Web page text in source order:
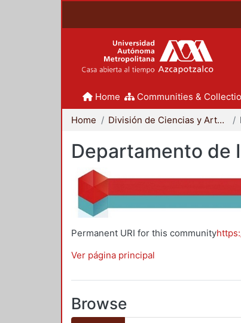
Home Communities &
Home División de Ciencias y Artes para el Diseño
Departamento de
Permanent URI for this community
Ver página principal
Browse